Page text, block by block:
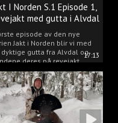
17:13
I Norden S.1 Episode 1,
med gutta i Alvdal
episode av den nye
Jakt i Norden blir vi med
dyktige gutta fra Alvdal og
deres på revejakt.